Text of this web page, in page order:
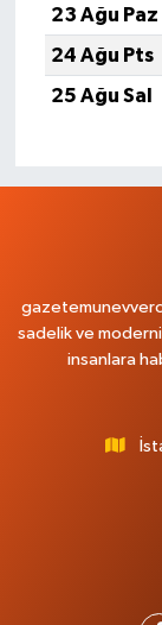
23 Ağu Paz
24 Ağu Pts
25 Ağu Sal
sadelik ve
insanlara